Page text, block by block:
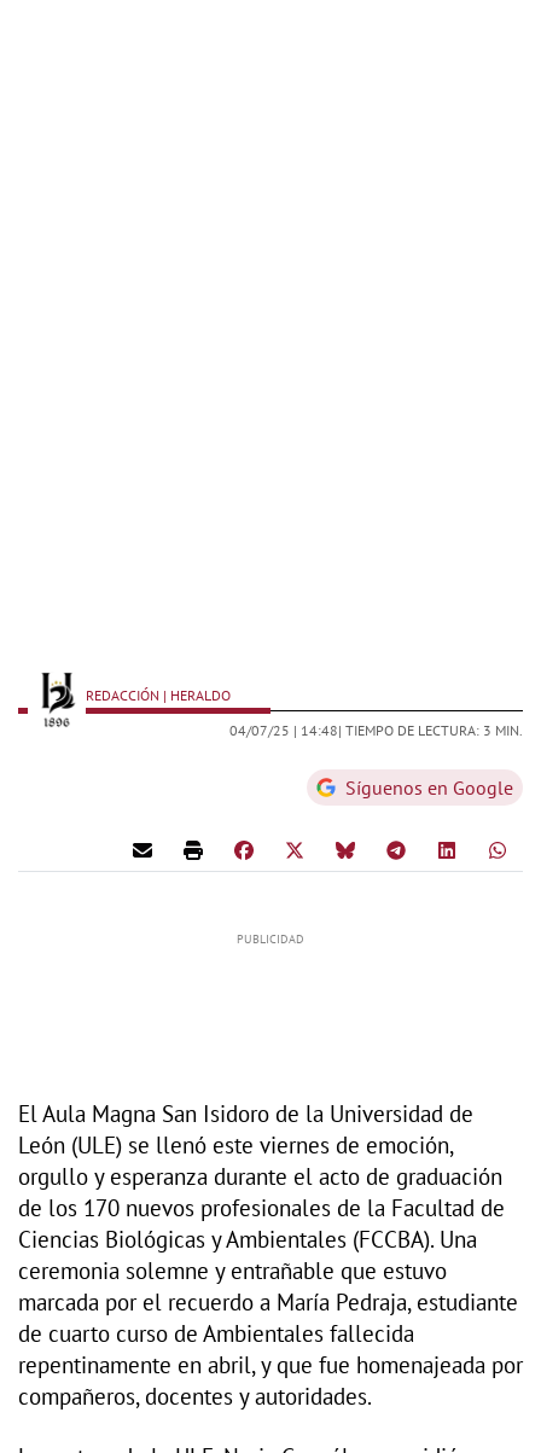
REDACCIÓN | HERALDO
04/07/25 | 14:48| TIEMPO DE LECTURA: 3 MIN.
Síguenos en Google
El Aula Magna San Isidoro de la Universidad de
León (ULE) se llenó este viernes de emoción,
orgullo y esperanza durante el acto de graduación
de los 170 nuevos profesionales de la Facultad de
Ciencias Biológicas y Ambientales (FCCBA). Una
ceremonia solemne y entrañable que estuvo
marcada por el recuerdo a María Pedraja, estudiante
de cuarto curso de Ambientales fallecida
repentinamente en abril, y que fue homenajeada por
compañeros, docentes y autoridades.